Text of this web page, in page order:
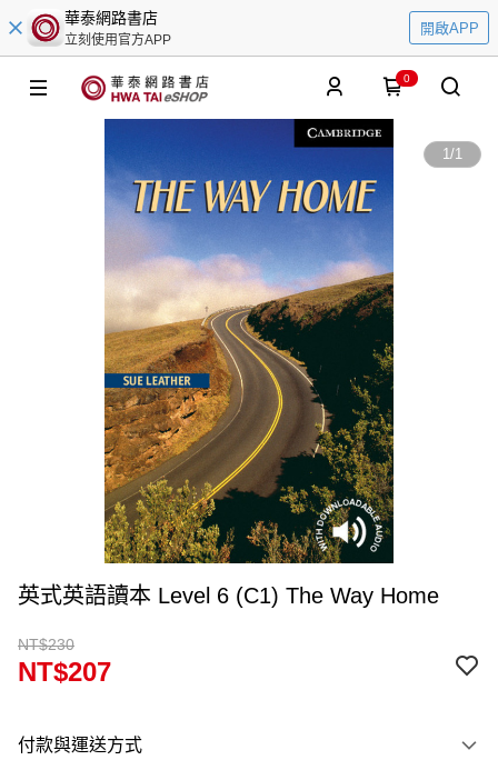
華泰網路書店
立刻使用官方APP
開啟APP
0
1/1
英式英語讀本 Level 6 (C1) The Way Home
NT$230
NT$207
付款與運送方式